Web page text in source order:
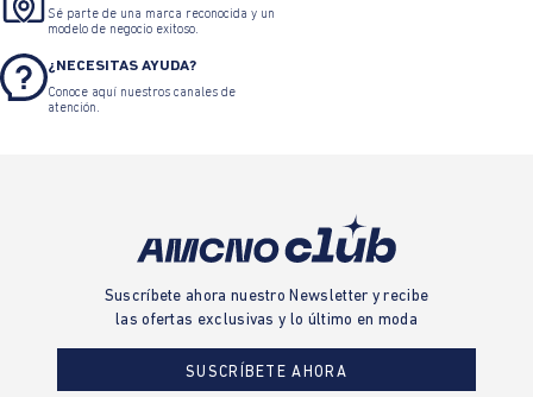
Sé parte de una marca reconocida y un
modelo de negocio exitoso.
¿NECESITAS AYUDA?
Conoce aquí nuestros canales de
atención.
Suscríbete ahora nuestro Newsletter y recibe
las ofertas exclusivas y lo último en moda
SUSCRÍBETE AHORA